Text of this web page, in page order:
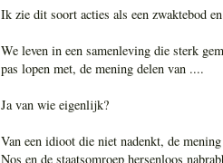
Ik zie dit soort acties als een zwaktebod
We leven in een samenleving die sterk
pas lopen met, de mening delen van ....
Ja van wie eigenlijk?
Van een idioot die niet nadenkt, de
Nos en de staatsomroep hersenloos